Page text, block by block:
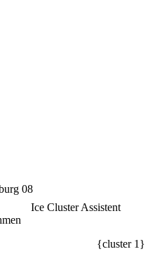
08
Ice Cluster Assistent
{cluster 1}